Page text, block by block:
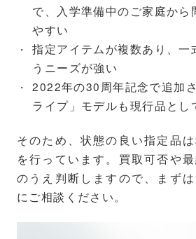
で、入学準備中のご家庭から
やすい
指定アイテムが複数あり、一
うニーズが強い
2022年の30周年記念で追加
ライプ」モデルも現行品とし
そのため、状態の良い指定品
を行っています。買取可否や
のうえ判断しますので、まず
にご相談ください。